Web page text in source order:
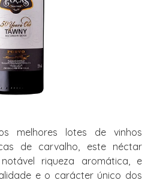
melhores lotes de vinhos
de carvalho, este néctar
riqueza aromática, e
e o carácter único dos